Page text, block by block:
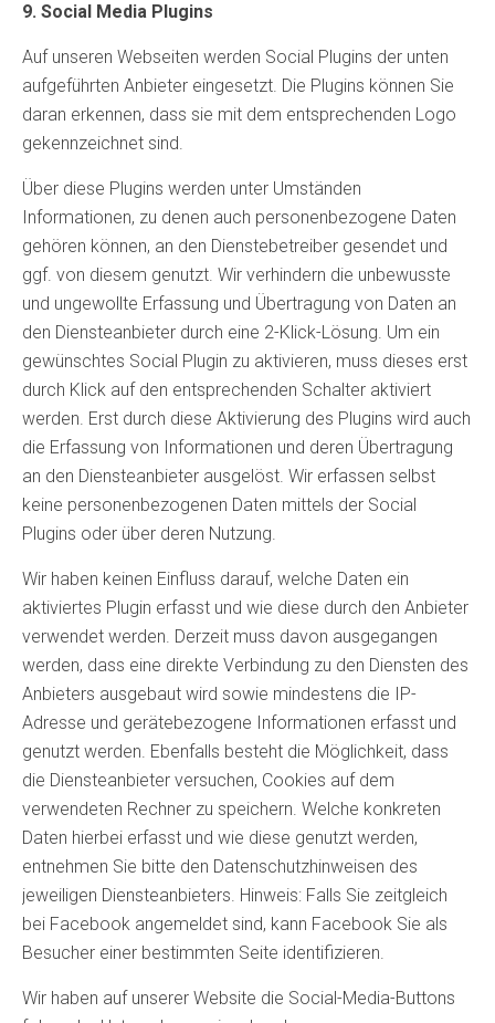
9. Social Media Plugins
Auf unseren Webseiten werden Social Plugins der unten
aufgeführten Anbieter eingesetzt. Die Plugins können Sie
daran erkennen, dass sie mit dem entsprechenden Logo
gekennzeichnet sind.
Über diese Plugins werden unter Umständen
Informationen, zu denen auch personenbezogene Daten
gehören können, an den Dienstebetreiber gesendet und
ggf. von diesem genutzt. Wir verhindern die unbewusste
und ungewollte Erfassung und Übertragung von Daten an
den Diensteanbieter durch eine 2-Klick-Lösung. Um ein
gewünschtes Social Plugin zu aktivieren, muss dieses erst
durch Klick auf den entsprechenden Schalter aktiviert
werden. Erst durch diese Aktivierung des Plugins wird auch
die Erfassung von Informationen und deren Übertragung
an den Diensteanbieter ausgelöst. Wir erfassen selbst
keine personenbezogenen Daten mittels der Social
Plugins oder über deren Nutzung.
Wir haben keinen Einfluss darauf, welche Daten ein
aktiviertes Plugin erfasst und wie diese durch den Anbieter
verwendet werden. Derzeit muss davon ausgegangen
werden, dass eine direkte Verbindung zu den Diensten des
Anbieters ausgebaut wird sowie mindestens die IP-
Adresse und gerätebezogene Informationen erfasst und
genutzt werden. Ebenfalls besteht die Möglichkeit, dass
die Diensteanbieter versuchen, Cookies auf dem
verwendeten Rechner zu speichern. Welche konkreten
Daten hierbei erfasst und wie diese genutzt werden,
entnehmen Sie bitte den Datenschutzhinweisen des
jeweiligen Diensteanbieters. Hinweis: Falls Sie zeitgleich
bei Facebook angemeldet sind, kann Facebook Sie als
Besucher einer bestimmten Seite identifizieren.
Wir haben auf unserer Website die Social-Media-Buttons